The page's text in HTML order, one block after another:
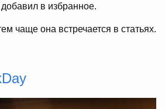
в избранное.
чаще она встречается в статьях.